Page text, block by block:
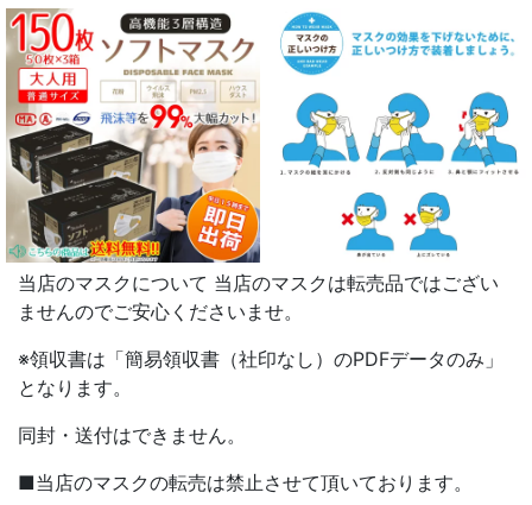
当店のマスクについて 当店のマスクは転売品ではござい
ませんのでご安心くださいませ。
※領収書は「簡易領収書（社印なし）のPDFデータのみ」
となります。
同封・送付はできません。
■当店のマスクの転売は禁止させて頂いております。